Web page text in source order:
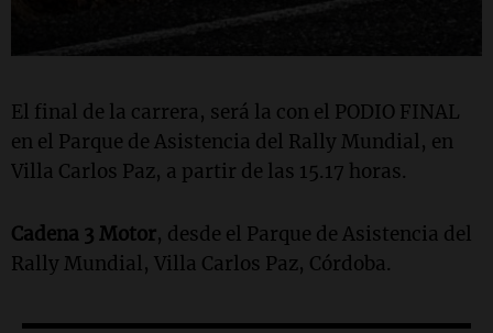
El final de la carrera, será la con el PODIO FINAL
en el Parque de Asistencia del Rally Mundial, en
Villa Carlos Paz, a partir de las 15.17 horas.
Cadena 3 Motor, desde el Parque de Asistencia del
Rally Mundial, Villa Carlos Paz, Córdoba.